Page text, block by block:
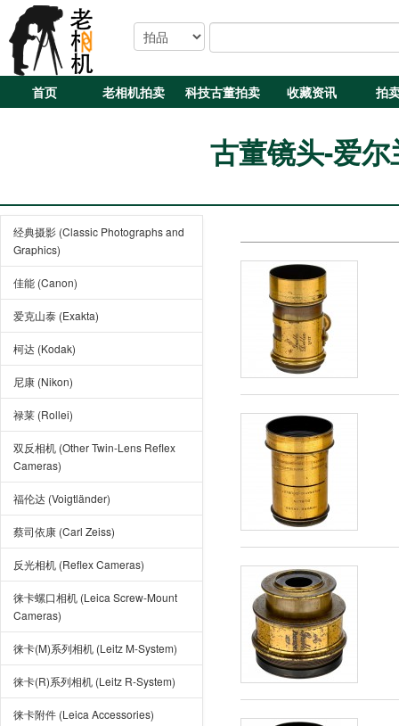
首页 老相机拍卖 科技古董拍卖 收藏资讯 拍
古董镜头-爱
经典摄影 (Classic Photographs and
Graphics)
佳能 (Canon)
爱克山泰 (Exakta)
柯达 (Kodak)
尼康 (Nikon)
禄莱 (Rollei)
双反相机 (Other Twin-Lens Reflex
Cameras)
福伦达 (Voigtländer)
蔡司依康 (Carl Zeiss)
反光相机 (Reflex Cameras)
徕卡螺口相机 (Leica Screw-Mount
Cameras)
徕卡(M)系列相机 (Leitz M-System)
徕卡(R)系列相机 (Leitz R-System)
徕卡附件 (Leica Accessories)